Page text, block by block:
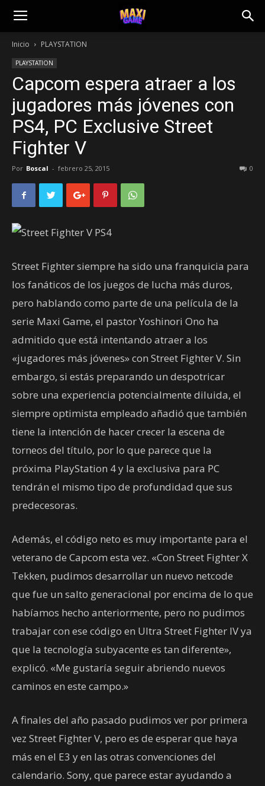
Inicio PLAYSTATION
PLAYSTATION
Capcom espera atraer a los
jugadores más jóvenes con
PS4, PC Exclusive Street
Fighter V
Por Boscal - febrero 25, 2015 0
Street Fighter siempre ha sido una franquicia para
los fanáticos de los juegos de lucha más duros,
pero hablando como parte de una película de la
serie Maxi Game, el pastor Yoshinori Ono ha
admitido que está intentando atraer a los
«jugadores más jóvenes» con Street Fighter V. Sin
embargo, si estás preparando un despotricar
sobre una experiencia potencialmente diluida, el
siempre optimista empleado añadió que también
tiene la intención de hacer crecer la escena de
torneos del título, por lo que parece que la
próxima PlayStation 4 y la exclusiva para PC
tendrán el mismo tipo de profundidad que sus
predecesoras.
Además, el código neto es muy importante para el
veterano de Capcom esta vez. «Con Street Fighter X
Tekken, pudimos desarrollar un nuevo netcode
que fue un salto generacional por encima de lo que
habíamos hecho anteriormente, pero no pudimos
trabajar con ese código en Ultra Street Fighter IV ya
que la tecnología subyacente es tan diferente»,
explicó. «Me gustaría seguir abriendo nuevos
caminos en este campo.»
A finales del año pasado pudimos ver por primera
vez Street Fighter V, pero es de esperar que haya
más en el E3 y en las otras convenciones del
calendario. Sony, que parece estar ayudando a